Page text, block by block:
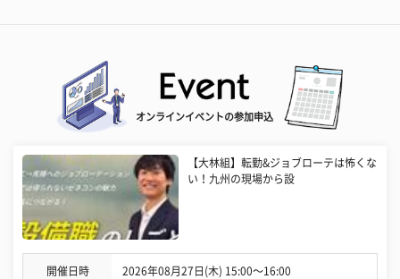
オンラインイベントの参加申込
【大林組】転勤&ジョブローテは怖くな
い！九州の現場から設
開催日時 2026年08月27日(木) 15:00〜16:00